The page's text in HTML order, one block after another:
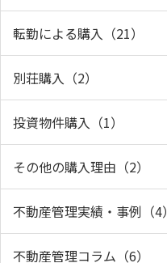
転勤による購入（21）
別荘購入（2）
投資物件購入（1）
その他の購入理由（2）
不動産管理実績・事例（4）
不動産管理コラム（6）